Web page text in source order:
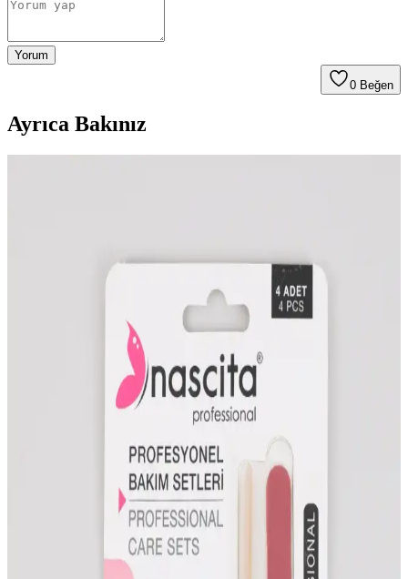
Yorum
0 Beğen
Ayrıca Bakınız
için önerilen bakım yöntemleri detaylı şekilde ele alınıyor.
Tırnak Bakımı ve Aile Eleştirileri: Sağlıklı ve Estetik
Tırnaklar İçin Doğru Yaklaşımlar
Tırnak bakımı, sağlıklı ve estetik görünüm için düzenli temizlik,
uygun şekillendirme ve doğru ürün kullanımını gerektirir. Aile
eleştirileri özgüveni etkileyebilir, bu yüzden kişisel bakım rutini
Leopar Tırnak Dövmesi: Moda ve Estetiği Bir
Arada Sunan Pratik Süsleme Çözümü
Leopar tırnak dövmesi, kolay uygulanabilir ve uzun süre
dayanabilen tasarımıyla günlük ve özel günler için ideal şık tırnak
Oje Bazı Uygulama Adımları ve Uzun Ömürlü